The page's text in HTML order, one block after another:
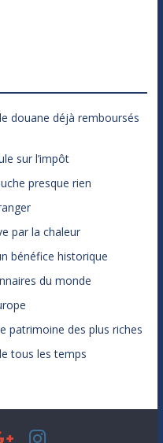
douane déjà remboursés
sur l’impôt
presque rien
par la chaleur
bénéfice historique
du monde
patrimoine des plus riches
tous les temps